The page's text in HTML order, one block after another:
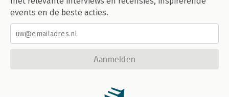
events en de beste acties.
Aanmelden